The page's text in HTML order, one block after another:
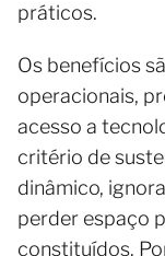
práticos.
Os benefícios
operacionais,
acesso a
critério de
dinâmico,
perder espaço
constituídos.